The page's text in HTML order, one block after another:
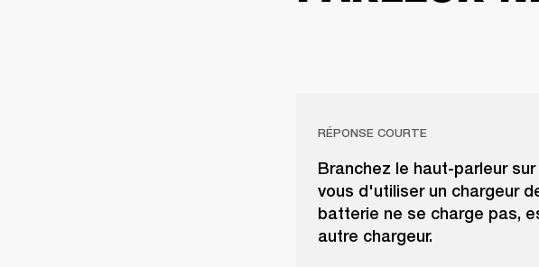
RÉPONSE COURTE
Branchez le haut-parleur
vous d'utiliser un chargeur
batterie ne se charge pas,
autre chargeur.